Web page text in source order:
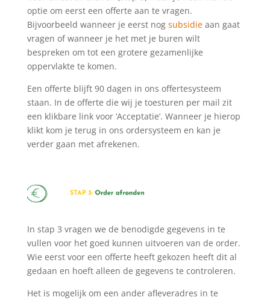
optie om eerst een offerte aan te vragen.
Bijvoorbeeld wanneer je eerst nog subsidieaan gaat
vragen of wanneer je het met je buren wilt
bespreken om tot een grotere gezamenlijke
oppervlakte te komen.
Een offerte blijft 90 dagen in ons offertesysteem
staan. In de offerte die wij je toesturen per mail zit
een klikbare link voor ‘Acceptatie’. Wanneer je hierop
klikt kom je terug in ons ordersysteem en kan je
verder gaan met afrekenen.
In stap 3 vragen we de benodigde gegevens in te
vullen voor het goed kunnen uitvoeren van de order.
Wie eerst voor een offerte heeft gekozen heeft dit al
gedaan en hoeft alleen de gegevens te controleren.
Het is mogelijk om een ander afleveradres in te